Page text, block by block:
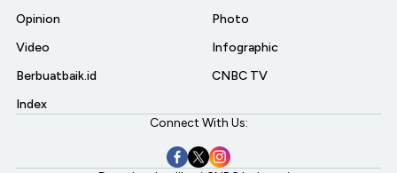
Opinion
Video
Berbuatbaik.id
Index
Photo
Infographic
CNBC TV
Connect With Us: